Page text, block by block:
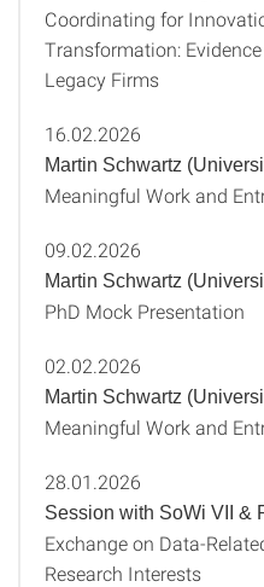
Coordinating for
Transformation:
Legacy Firms
16.02.2026
Martin Schwartz
Meaningful Work and
09.02.2026
Martin Schwartz
PhD Mock Presentation
02.02.2026
Martin Schwartz
Meaningful Work and
28.01.2026
Session with SoWi VII &
Exchange on
Research Interests